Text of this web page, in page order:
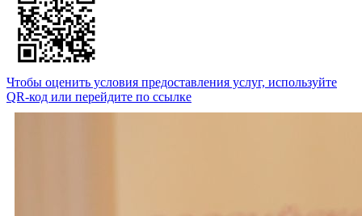
Чтобы оценить условия предоставления услуг, используйте
QR-код или перейдите по ссылке